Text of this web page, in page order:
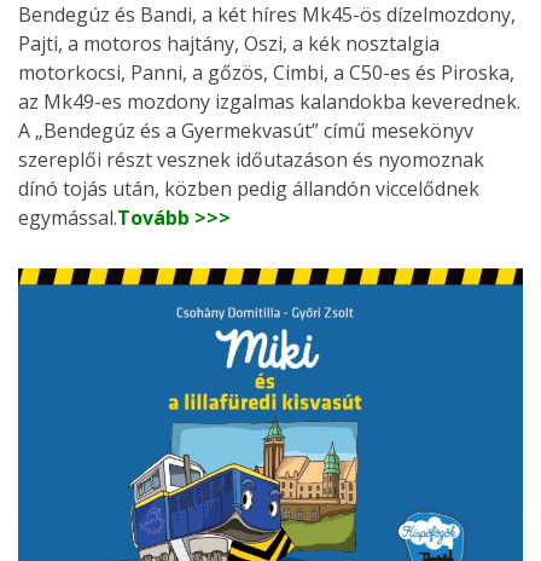
Bendegúz és Bandi, a két híres Mk45-ös dízelmozdony,
Pajti, a motoros hajtány, Oszi, a kék nosztalgia
motorkocsi, Panni, a gőzös, Cimbi, a C50-es és Piroska,
az Mk49-es mozdony izgalmas kalandokba keverednek.
A „Bendegúz és a Gyermekvasút” című mesekönyv
szereplői részt vesznek időutazáson és nyomoznak
dínó tojás után, közben pedig állandón viccelődnek
egymással.Tovább >>>